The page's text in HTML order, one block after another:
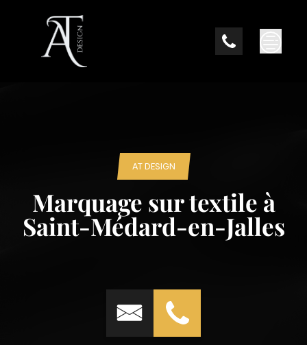
AT DESIGN
Marquage sur textile à
Saint-Médard-en-Jalles